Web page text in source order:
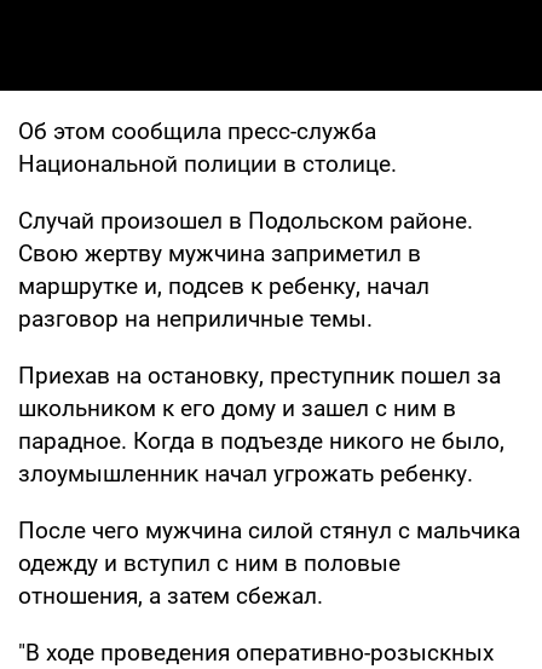
Об этом сообщила пресс-служба
Национальной полиции в столице.
Случай произошел в Подольском районе.
Свою жертву мужчина заприметил в
маршрутке и, подсев к ребенку, начал
разговор на неприличные темы.
Приехав на остановку, преступник пошел за
школьником к его дому и зашел с ним в
парадное. Когда в подъезде никого не было,
злоумышленник начал угрожать ребенку.
После чего мужчина силой стянул с мальчика
одежду и вступил с ним в половые
отношения, а затем сбежал.
"В ходе проведения оперативно-розыскных